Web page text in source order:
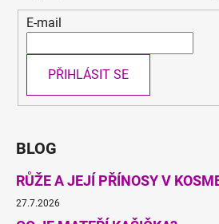
E-mail
PŘIHLÁSIT SE
BLOG
RŮŽE A JEJÍ PŘÍNOSY V
27.7.2026